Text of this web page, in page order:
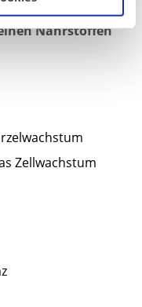
Nährstoffen
Zellwachstum